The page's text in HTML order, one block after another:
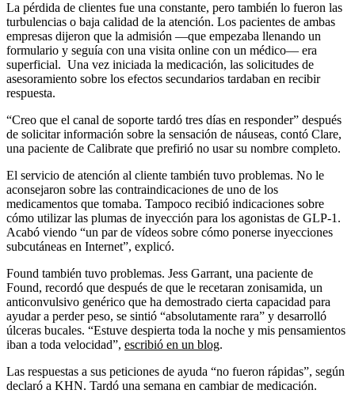
La pérdida de clientes fue una constante, pero también lo fueron las
turbulencias o baja calidad de la atención. Los pacientes de ambas
empresas dijeron que la admisión —que empezaba llenando un
formulario y seguía con una visita online con un médico— era
superficial. Una vez iniciada la medicación, las solicitudes de
asesoramiento sobre los efectos secundarios tardaban en recibir
respuesta.
“Creo que el canal de soporte tardó tres días en responder” después
de solicitar información sobre la sensación de náuseas, contó Clare,
una paciente de Calibrate que prefirió no usar su nombre completo.
El servicio de atención al cliente también tuvo problemas. No le
aconsejaron sobre las contraindicaciones de uno de los
medicamentos que tomaba. Tampoco recibió indicaciones sobre
cómo utilizar las plumas de inyección para los agonistas de GLP-1.
Acabó viendo “un par de vídeos sobre cómo ponerse inyecciones
subcutáneas en Internet”, explicó.
Found también tuvo problemas. Jess Garrant, una paciente de
Found, recordó que después de que le recetaran zonisamida, un
anticonvulsivo genérico que ha demostrado cierta capacidad para
ayudar a perder peso, se sintió “absolutamente rara” y desarrolló
úlceras bucales. “Estuve despierta toda la noche y mis pensamientos
iban a toda velocidad”, escribió en un blog.
Las respuestas a sus peticiones de ayuda “no fueron rápidas”, según
declaró a KHN. Tardó una semana en cambiar de medicación.